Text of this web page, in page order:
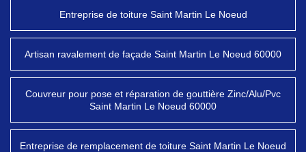
Entreprise de toiture Saint Martin Le Noeud
Artisan ravalement de façade Saint Martin Le Noeud 60000
Couvreur pour pose et réparation de gouttière Zinc/Alu/Pvc
Saint Martin Le Noeud 60000
Entreprise de remplacement de toiture Saint Martin Le Noeud